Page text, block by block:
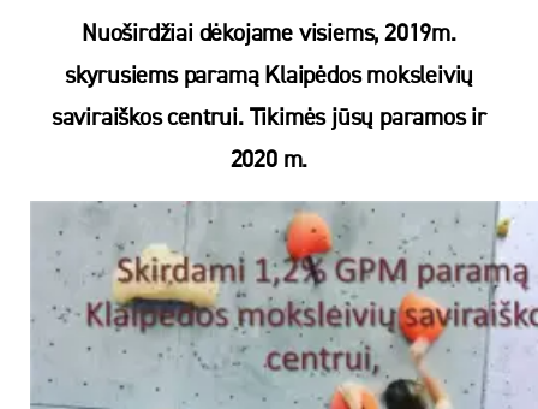
Nuoširdžiai dėkojame visiems, 2019m.
skyrusiems paramą Klaipėdos moksleivių
saviraiškos centrui. Tikimės jūsų paramos ir
2020 m.